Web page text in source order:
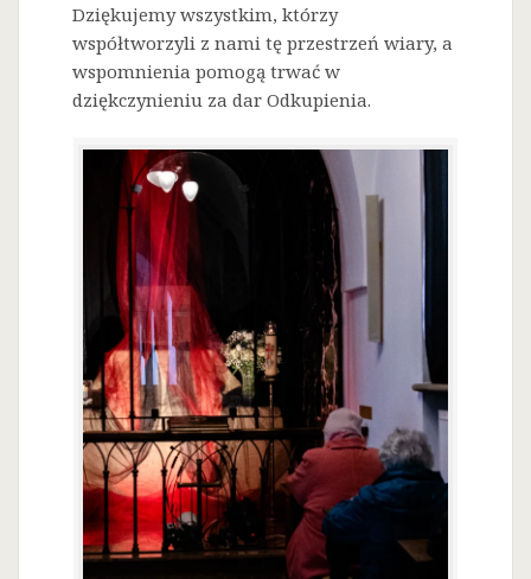
Dziękujemy wszystkim, którzy
współtworzyli z nami tę przestrzeń wiary, a
wspomnienia pomogą trwać w
dziękczynieniu za dar Odkupienia.